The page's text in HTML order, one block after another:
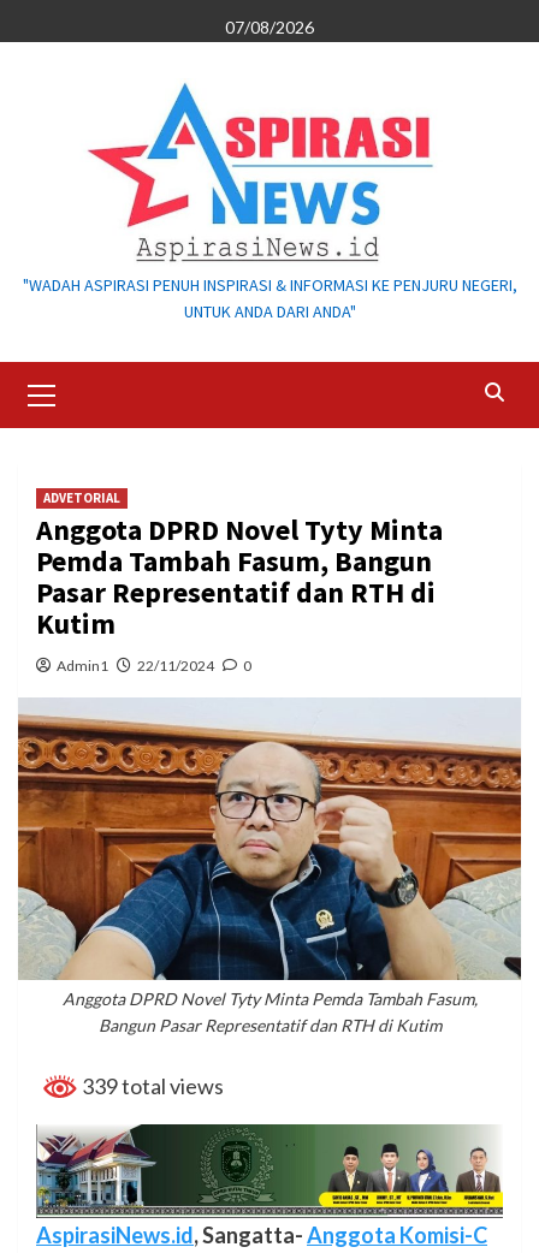
to
07/08/2026
"WADAH ASPIRASI PENUH INSPIRASI & INFORMASI KE PENJURU NEGERI,
UNTUK ANDA DARI ANDA"
Menu
ADVETORIAL
Anggota DPRD Novel Tyty Minta
Pemda Tambah Fasum, Bangun
Pasar Representatif dan RTH di
Kutim
Admin1 22/11/2024 0
Anggota DPRD Novel Tyty Minta Pemda Tambah Fasum,
Bangun Pasar Representatif dan RTH di Kutim
339 total views
AspirasiNews.id, Sangatta-Anggota Komisi-C